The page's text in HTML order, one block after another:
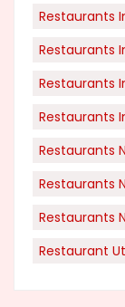
Restaurants
Restaurants
Restaurants
Restaurants
Restaurants
Restaurants
Restaurants
Restaurant